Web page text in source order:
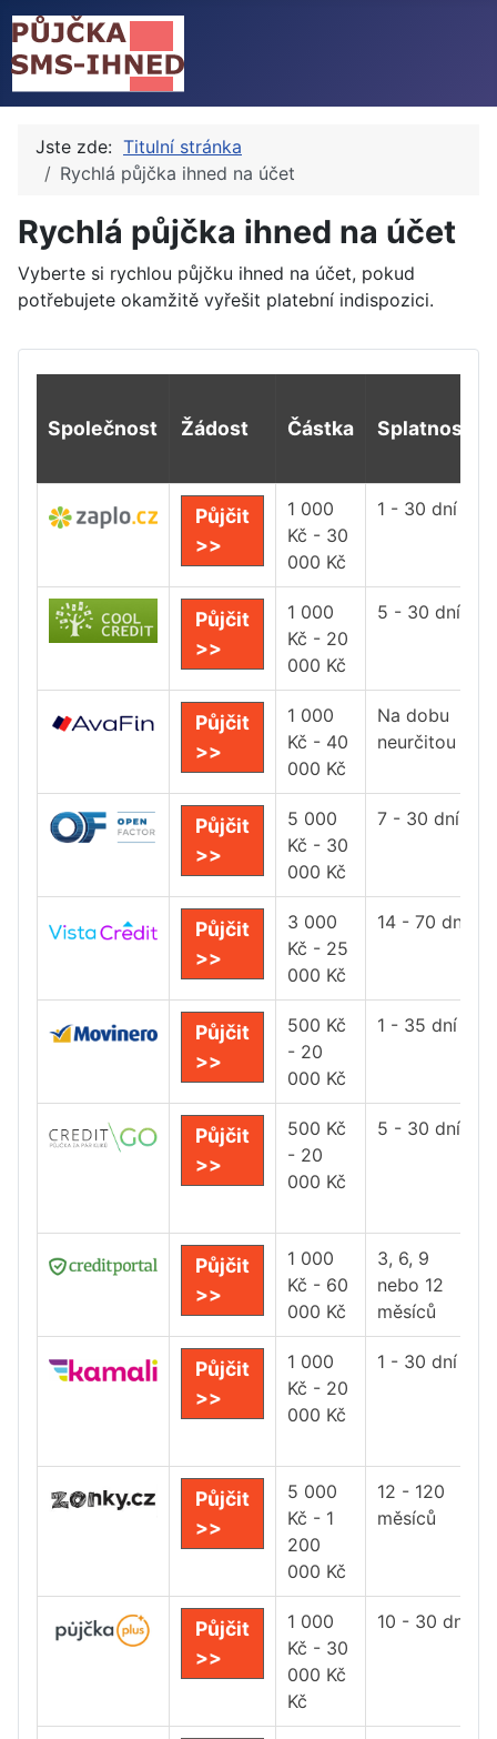
Jste zde: Titulní stránka
Rychlá půjčka ihned na účet
Rychlá půjčka ihned na účet
Vyberte si rychlou půjčku ihned na účet, pokud
potřebujete okamžitě vyřešit platební indispozici.
Společnost Žádost Částka Splatnost
Půjčit
>>
1 000
Kč - 30
000 Kč
1 - 30 dní
Půjčit
>>
1 000
Kč - 20
000 Kč
5 - 30 dní
Půjčit
>>
1 000
Kč - 40
000 Kč
Na dobu
neurčitou
Půjčit
>>
5 000
Kč - 30
000 Kč
7 - 30 dní
Půjčit
>>
3 000
Kč - 25
000 Kč
14 - 70 dní
Půjčit
>>
500 Kč
- 20
000 Kč
1 - 35 dní
Půjčit
>>
500 Kč
- 20
000 Kč
5 - 30 dní
Půjčit
>>
1 000
Kč - 60
000 Kč
3, 6, 9
nebo 12
měsíců
Půjčit
>>
1 000
Kč - 20
000 Kč
1 - 30 dní
Půjčit
>>
5 000
Kč - 1
200
000 Kč
12 - 120
měsíců
Půjčit
>>
1 000
Kč - 30
000 Kč
Kč
10 - 30 dní